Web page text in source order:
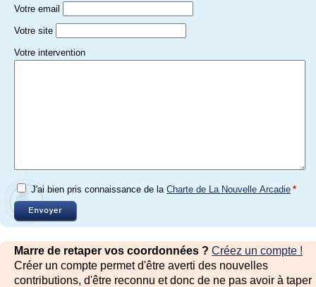
Votre email
Votre site
Votre intervention
J'ai bien pris connaissance de la Charte de La Nouvelle Arcadie *
Marre de retaper vos coordonnées ? Créez un compte !
Créer un compte permet d'être averti des nouvelles
contributions, d'être reconnu et donc de ne pas avoir à taper